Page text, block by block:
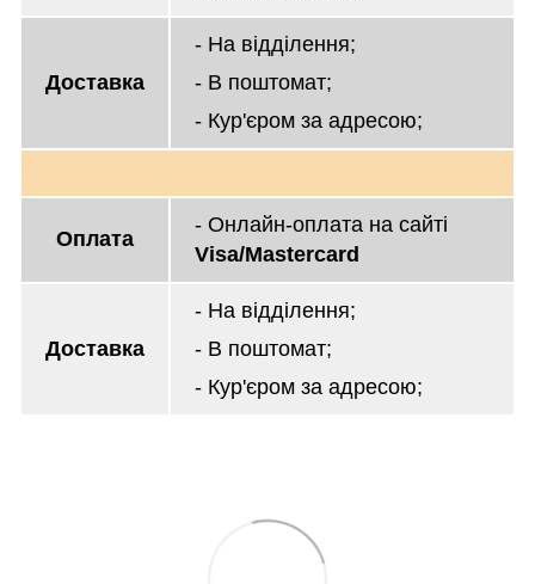
Доставка
- На відділення;
- В поштомат;
- Кур'єром за адресою;
Оплата
- Онлайн-оплата на сайті
Visa/Mastercard
Доставка
- На відділення;
- В поштомат;
- Кур'єром за адресою;